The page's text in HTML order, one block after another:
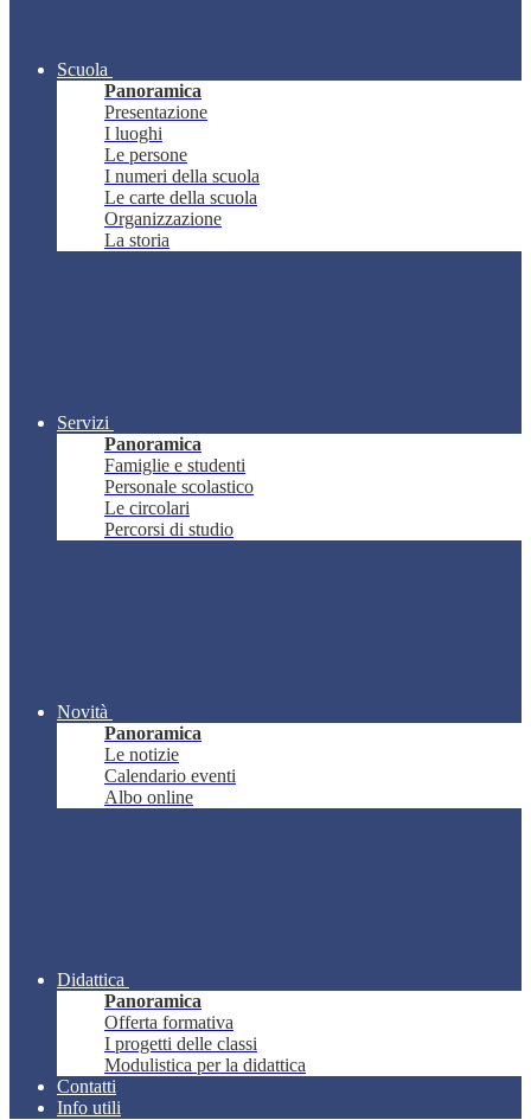
Scuola
Panoramica
Presentazione
I luoghi
Le persone
I numeri della scuola
Le carte della scuola
Organizzazione
La storia
Servizi
Panoramica
Famiglie e studenti
Personale scolastico
Le circolari
Percorsi di studio
Novità
Panoramica
Le notizie
Calendario eventi
Albo online
Didattica
Panoramica
Offerta formativa
I progetti delle classi
Modulistica per la didattica
Contatti
Info utili